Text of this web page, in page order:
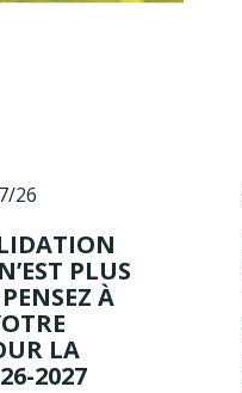
26
PLUS
À
LA
2027